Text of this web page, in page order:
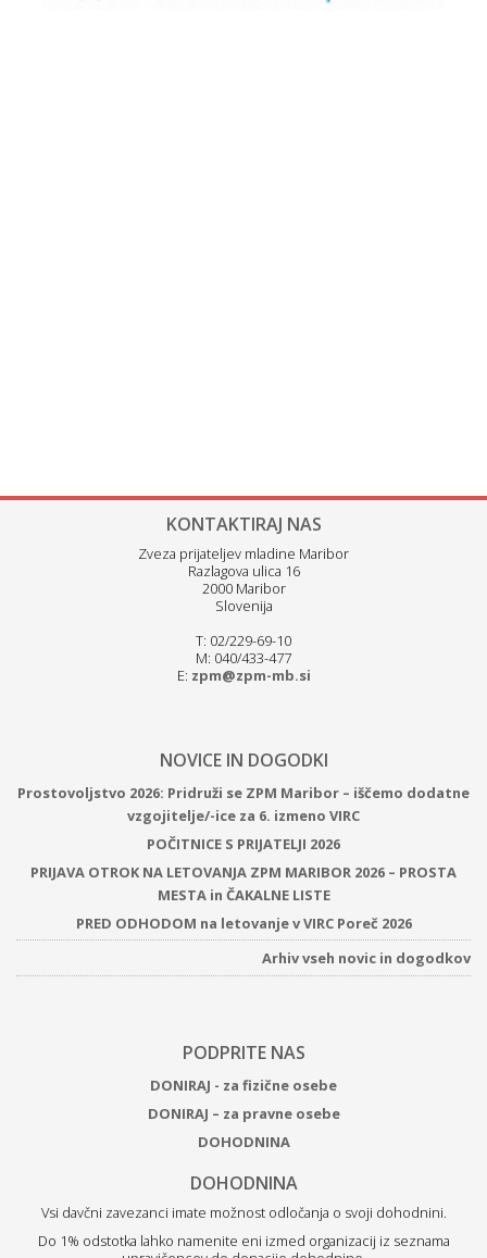
KONTAKTIRAJ NAS
Zveza prijateljev mladine Maribor
Razlagova ulica 16
2000 Maribor
Slovenija
T: 02/229-69-10
M: 040/433-477
E: zpm@zpm-mb.si
NOVICE IN DOGODKI
Prostovoljstvo 2026: Pridruži se ZPM Maribor – iščemo dodatne
vzgojitelje/-ice za 6. izmeno VIRC
POČITNICE S PRIJATELJI 2026
PRIJAVA OTROK NA LETOVANJA ZPM MARIBOR 2026 – PROSTA
MESTA in ČAKALNE LISTE
PRED ODHODOM na letovanje v VIRC Poreč 2026
Arhiv vseh novic in dogodkov
PODPRITE NAS
DONIRAJ - za fizične osebe
DONIRAJ – za pravne osebe
DOHODNINA
DOHODNINA
Vsi davčni zavezanci imate možnost odločanja o svoji dohodnini.
Do 1% odstotka lahko namenite eni izmed organizacij iz seznama